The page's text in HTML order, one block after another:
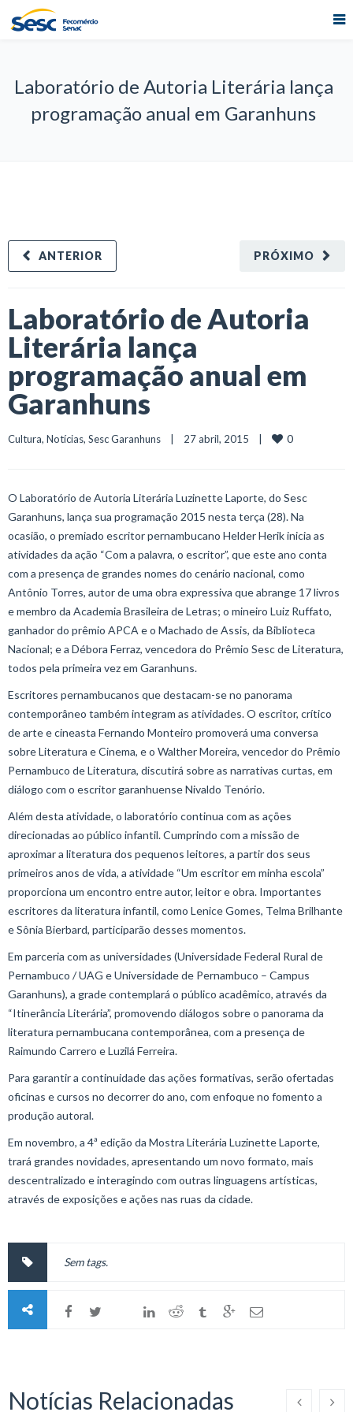
Laboratório de Autoria Literária lança
programação anual em Garanhuns
PRÓXIMO
ANTERIOR
Laboratório de Autoria
Literária lança
programação anual em
Garanhuns
Cultura, Notícias, Sesc Garanhuns
    |    27 abril, 2015    |
0
O Laboratório de Autoria Literária Luzinette Laporte, do Sesc
Garanhuns, lança sua programação 2015 nesta terça (28). Na
ocasião, o premiado escritor pernambucano Helder Herik inicia as
atividades da ação “Com a palavra, o escritor”, que este ano conta
com a presença de grandes nomes do cenário nacional, como
Antônio Torres, autor de uma obra expressiva que abrange 17 livros
e membro da Academia Brasileira de Letras; o mineiro Luiz Ruffato,
ganhador do prêmio APCA e o Machado de Assis, da Biblioteca
Nacional; e a Débora Ferraz, vencedora do Prêmio Sesc de Literatura,
todos pela primeira vez em Garanhuns.
Escritores pernambucanos que destacam-se no panorama
contemporâneo também integram as atividades. O escritor, crítico
de arte e cineasta Fernando Monteiro promoverá uma conversa
sobre Literatura e Cinema, e o Walther Moreira, vencedor do Prêmio
Pernambuco de Literatura, discutirá sobre as narrativas curtas, em
diálogo com o escritor garanhuense Nivaldo Tenório.
Além desta atividade, o laboratório continua com as ações
direcionadas ao público infantil. Cumprindo com a missão de
aproximar a literatura dos pequenos leitores, a partir dos seus
primeiros anos de vida, a atividade “Um escritor em minha escola”
proporciona um encontro entre autor, leitor e obra. Importantes
escritores da literatura infantil, como Lenice Gomes, Telma Brilhante
e Sônia Bierbard, participarão desses momentos.
Em parceria com as universidades (Universidade Federal Rural de
Pernambuco / UAG e Universidade de Pernambuco – Campus
Garanhuns), a grade contemplará o público acadêmico, através da
“Itinerância Literária”, promovendo diálogos sobre o panorama da
literatura pernambucana contemporânea, com a presença de
Raimundo Carrero e Luzilá Ferreira.
Para garantir a continuidade das ações formativas, serão ofertadas
oficinas e cursos no decorrer do ano, com enfoque no fomento a
produção autoral.
Em novembro, a 4ª edição da Mostra Literária Luzinette Laporte,
trará grandes novidades, apresentando um novo formato, mais
descentralizado e interagindo com outras linguagens artísticas,
através de exposições e ações nas ruas da cidade.
Sem tags.
Notícias Relacionadas